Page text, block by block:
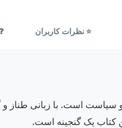
⭐ نظرات کاربران
سیاست است. با زبانی طناز
کتاب یک گنجینه است.